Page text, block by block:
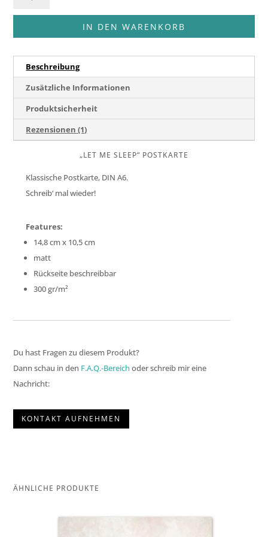
Menge
IN DEN WARENKORB
Beschreibung
Zusätzliche Informationen
Produktsicherheit
Rezensionen (1)
„LET ME SLEEP“ POSTKARTE
Klassische Postkarte, DIN A6.
Schreib‘ mal wieder!
Features:
14,8 cm x 10,5 cm
matt
Rückseite beschreibbar
300 gr/m²
Du hast Fragen zu diesem Produkt?
Dann schau in den F.A.Q.-Bereich oder schreib mir eine
Nachricht:
KONTAKT AUFNEHMEN
ÄHNLICHE PRODUKTE